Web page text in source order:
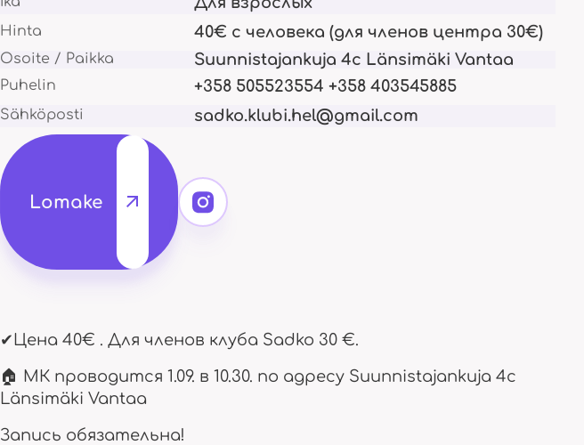
Ja myös matinees
Konsertit
Käymme ja asennamme itse
Kokemus ja elämäkerta
Hinta 40€ с человека (для членов центра 30€)
Osoite / Paikka Suunnistajankuja 4c Länsimäki Vantaa
Puhelin +358 505523554 +358 403545885
Sähköposti sadko.klubi.hel@gmail.com
Lomake
✔Цена 40€ . Для членов клуба Sadko 30 €.
🏠 МК проводится 1.09. в 10.30. по адресу Suunnistajankuja 4c
Länsimäki Vantaa
Запись обязательна!